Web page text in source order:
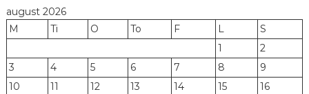
august 2026
M
Ti O To F L
S
1
2
3
4 5 6 7 8
9
10
11 12 13 14 15
16